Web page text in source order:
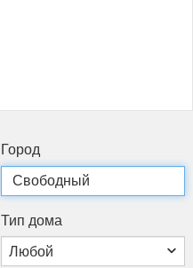
Го­род
Тип до­ма